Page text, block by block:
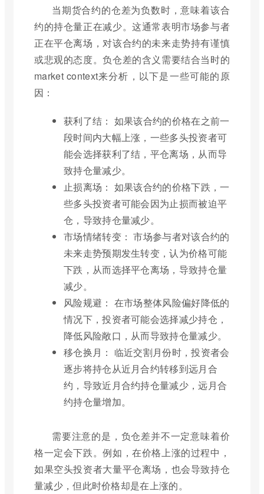
当期货合约的仓差为负数时，意味着该合
约的持仓量正在减少。这通常表明市场参与者
正在平仓离场，对该合约的未来走势持有谨慎
或悲观的态度。负仓差的含义需要结合当时的
market context来分析，以下是一些可能的原
因：
获利了结： 如果该合约的价格在之前一
段时间内大幅上涨，一些多头投资者可
能会选择获利了结，平仓离场，从而导
致持仓量减少。
止损离场： 如果该合约的价格下跌，一
些多头投资者可能会因为止损而被迫平
仓，导致持仓量减少。
市场情绪转变： 市场参与者对该合约的
未来走势预期发生转变，认为价格可能
下跌，从而选择平仓离场，导致持仓量
减少。
风险规避： 在市场整体风险偏好降低的
情况下，投资者可能会选择减少持仓，
降低风险敞口，从而导致持仓量减少。
移仓换月： 临近交割月份时，投资者会
逐步将持仓从近月合约转移到远月合
约，导致近月合约持仓量减少，远月合
约持仓量增加。
需要注意的是，负仓差并不一定意味着价
格一定会下跌。例如，在价格上涨的过程中，
如果空头投资者大量平仓离场，也会导致持仓
量减少，但此时价格却是在上涨的。